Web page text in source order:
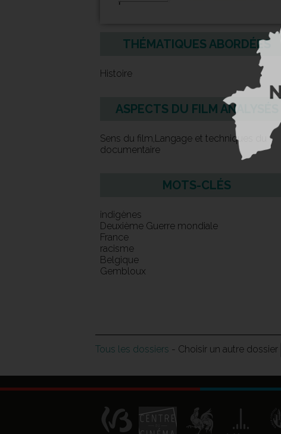
THÉMATIQUES ABORDÉES
Histoire
ASPECTS DU FILM ANALYSÉS
Sens du film,Langage et techniques du
documentaire
MOTS-CLÉS
indigènes
Deuxième Guerre mondiale
France
racisme
Belgique
Gembloux
Tous les dossiers - Choisir un autre dossier